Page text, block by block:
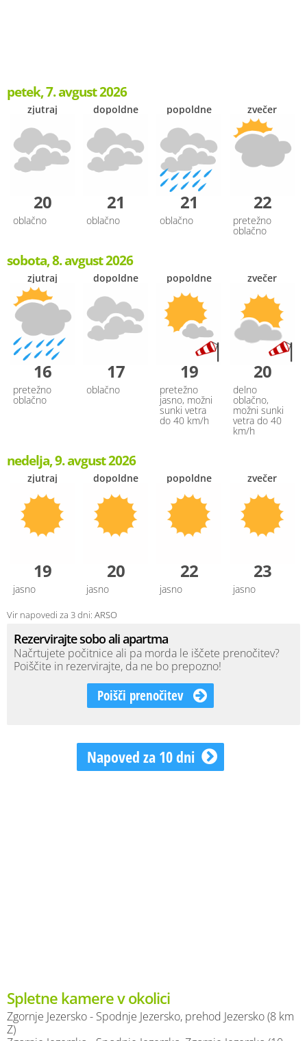
petek, 7. avgust 2026
zjutraj
20
oblačno
dopoldne
21
oblačno
popoldne
21
oblačno
zvečer
22
pretežno
oblačno
sobota, 8. avgust 2026
zjutraj
16
pretežno
oblačno
dopoldne
17
oblačno
popoldne
19
pretežno
jasno, možni
sunki vetra
do 40 km/h
zvečer
20
delno
oblačno,
možni sunki
vetra do 40
km/h
nedelja, 9. avgust 2026
zjutraj
19
jasno
dopoldne
20
jasno
popoldne
22
jasno
zvečer
23
jasno
Vir napovedi za 3 dni: ARSO
Rezervirajte sobo ali apartma
Načrtujete počitnice ali pa morda le iščete prenočitev?
Poiščite in rezervirajte, da ne bo prepozno!
Poišči prenočitev
Napoved za 10 dni
Spletne kamere v okolici
Zgornje Jezersko - Spodnje Jezersko, prehod Jezersko (8 km
Z)